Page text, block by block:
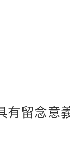
有留念意